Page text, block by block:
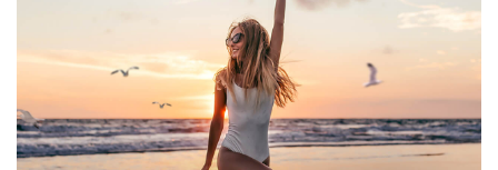
(1783 Overlays)
Large 6000*4000px
Ingyenes letöltés